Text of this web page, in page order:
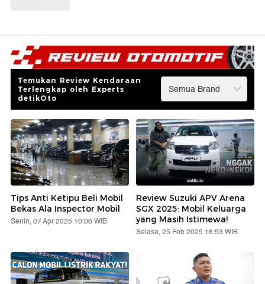
Temukan Review Kendaraan
Terlengkap oleh Experts
detikOto
Tips Anti Ketipu Beli Mobil
Bekas Ala Inspector Mobil
Senin, 07 Apr 2025 10:06 WIB
Review Suzuki APV Arena
SGX 2025: Mobil Keluarga
yang Masih Istimewa!
Selasa, 25 Feb 2025 16:53 WIB